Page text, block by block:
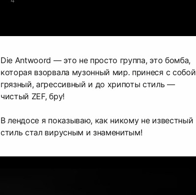
Die Antwoord — это не просто группа, это бомба,
которая взорвала музонный мир. принеся с собой
грязный, агрессивный и до хрипоты стиль —
чистый ZEF, бру!
В лендосе я показываю, как никому не известный
стиль стал вирусным и знаменитым!